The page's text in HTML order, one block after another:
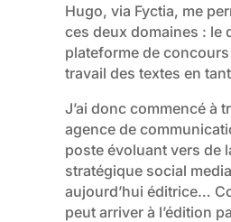
Hugo, via Fyctia, me
ces deux domaines : le
plateformede concours
travail des textes en
J’ai donc commencé à
agence de
poste évoluant vers de
stratégique social
aujourd’hui éditrice…
peut arriver à l’édition